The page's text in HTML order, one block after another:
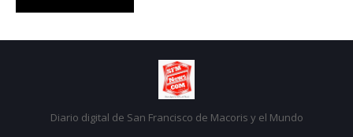
Diario digital de San Francisco de Macoris y el Mundo